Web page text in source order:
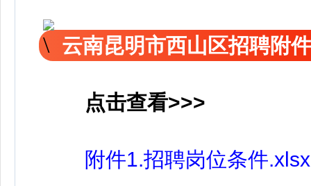
云南昆明市西山区招聘附件
点击查看>>>
附件1.招聘岗位条件.xlsx